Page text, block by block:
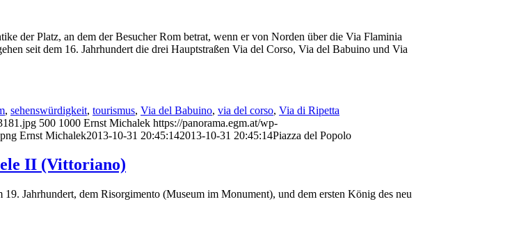
der Platz, an dem der Besucher Rom betrat, wenn er von Norden über die Via Flaminia
seit dem 16. Jahrhundert die drei Hauptstraßen Via del Corso, Via del Babuino und Via
, sehenswürdigkeit, tourismus, Via del Babuino, via del corso, Via di Ripetta
500 1000 Ernst Michalek https://panorama.egm.at/wp-
Ernst Michalek2013-10-31 20:45:142013-10-31 20:45:14Piazza del Popolo
II (Vittoriano)
Jahrhundert, dem Risorgimento (Museum im Monument), und dem ersten König des neu